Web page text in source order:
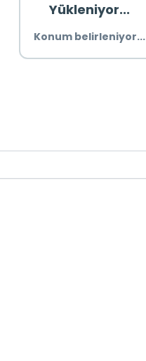
Yükleniyor...
Konum belirleniyor...